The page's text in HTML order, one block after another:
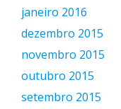
janeiro 2016
dezembro 2015
novembro 2015
outubro 2015
setembro 2015